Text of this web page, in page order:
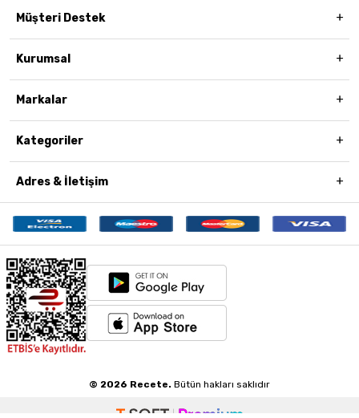
Müşteri Destek
Kurumsal
Markalar
Kategoriler
Adres & İletişim
© 2026 Recete. Bütün hakları saklıdır